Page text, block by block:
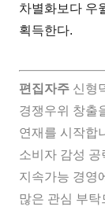
차별화보다 우
획득한다.
편집자주 신형
경쟁우위 창출
연재를 시작합
소비자 감성 공
지속가능 경영
많은 관심 부탁